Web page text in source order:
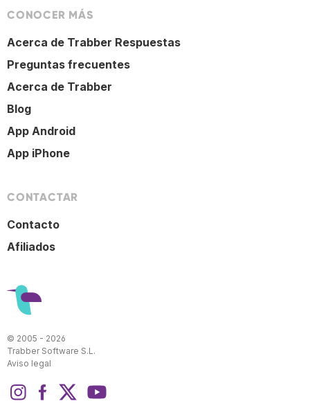
CONOCER MÁS
Acerca de Trabber Respuestas
Preguntas frecuentes
Acerca de Trabber
Blog
App Android
App iPhone
CONTACTAR
Contacto
Afiliados
© 2005 - 2026
Trabber Software S.L.
Aviso legal